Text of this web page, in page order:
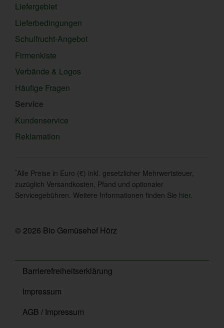
Liefergebiet
Lieferbedingungen
Schulfrucht-Angebot
Firmenkiste
Verbände & Logos
Häufige Fragen
Service
Kundenservice
Reklamation
*Alle Preise in Euro (€) inkl. gesetzlicher Mehrwertsteuer,
zuzüglich Versandkosten, Pfand und optionaler
Servicegebühren. Weitere Informationen finden Sie hier
© 2026 Bio Gemüsehof Hörz
Barrierefreiheitserklärung
Impressum
AGB / Impressum